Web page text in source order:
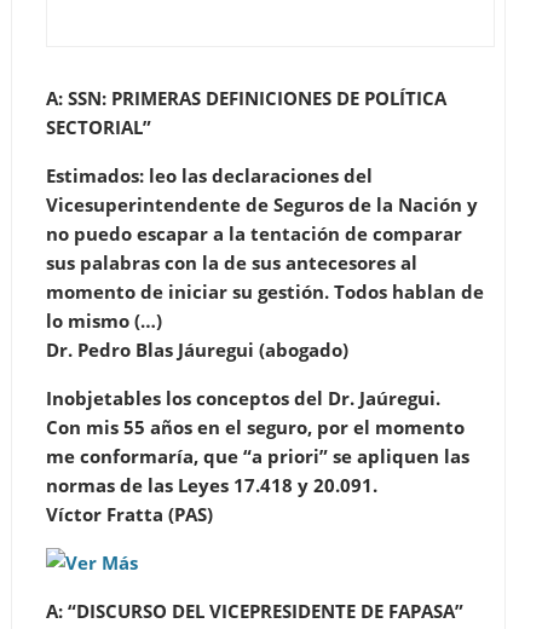
A: SSN: PRIMERAS DEFINICIONES DE POLÍTICA
SECTORIAL”
Estimados: leo las declaraciones del
Vicesuperintendente de Seguros de la Nación y
no puedo escapar a la tentación de comparar
sus palabras con la de sus antecesores al
momento de iniciar su gestión. Todos hablan de
lo mismo (…)
Dr. Pedro Blas Jáuregui (abogado)
Inobjetables los conceptos del Dr. Jaúregui.
Con mis 55 años en el seguro, por el momento
me conformaría, que “a priori” se apliquen las
normas de las Leyes 17.418 y 20.091.
Víctor Fratta (PAS)
A: “DISCURSO DEL VICEPRESIDENTE DE FAPASA”